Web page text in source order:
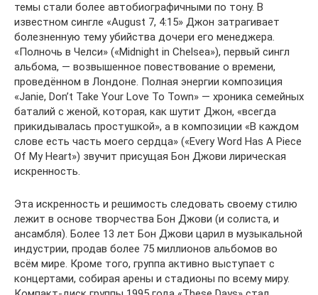
темы стали более автобиографичными по тону. В
известном сингле «August 7, 4:15» Джон затрагивает
болезненную тему убийства дочери его менеджера.
«Полночь в Челси» («Midnight in Chelsea»), первый сингл
альбома, — возвышенное повествование о времени,
проведённом в Лондоне. Полная энергии композиция
«Janie, Don’t Take Your Love To Town» — хроника семейных
баталий с женой, которая, как шутит Джон, «всегда
прикидывалась простушкой», а в композиции «В каждом
слове есть часть моего сердца» («Every Word Has A Piece
Of My Heart») звучит присущая Бон Джови лирическая
искренность.
Эта искренность и решимость следовать своему стилю
лежит в основе творчества Бон Джови (и солиста, и
ансамбля). Более 13 лет Бон Джови царил в музыкальной
индустрии, продав более 75 миллионов альбомов во
всём мире. Кроме того, группа активно выступает с
концертами, собирая арены и стадионы по всему миру.